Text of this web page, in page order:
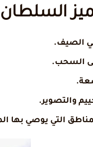
في الصيف.
السحب.
والتصوير.
التي يوصي بها